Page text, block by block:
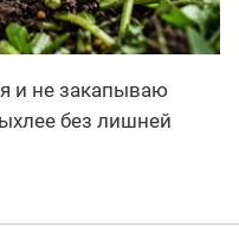
и не закапываю
без лишней